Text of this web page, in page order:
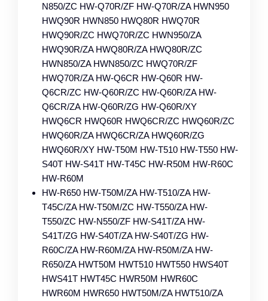
N850/ZC HW-Q70R/ZF HW-Q70R/ZA HWN950
HWQ90R HWN850 HWQ80R HWQ70R
HWQ90R/ZC HWQ70R/ZC HWN950/ZA
HWQ90R/ZA HWQ80R/ZA HWQ80R/ZC
HWN850/ZA HWN850/ZC HWQ70R/ZF
HWQ70R/ZA HW-Q6CR HW-Q60R HW-
Q6CR/ZC HW-Q60R/ZC HW-Q60R/ZA HW-
Q6CR/ZA HW-Q60R/ZG HW-Q60R/XY
HWQ6CR HWQ60R HWQ6CR/ZC HWQ60R/ZC
HWQ60R/ZA HWQ6CR/ZA HWQ60R/ZG
HWQ60R/XY HW-T50M HW-T510 HW-T550 HW-
S40T HW-S41T HW-T45C HW-R50M HW-R60C
HW-R60M
HW-R650 HW-T50M/ZA HW-T510/ZA HW-
T45C/ZA HW-T50M/ZC HW-T550/ZA HW-
T550/ZC HW-N550/ZF HW-S41T/ZA HW-
S41T/ZG HW-S40T/ZA HW-S40T/ZG HW-
R60C/ZA HW-R60M/ZA HW-R50M/ZA HW-
R650/ZA HWT50M HWT510 HWT550 HWS40T
HWS41T HWT45C HWR50M HWR60C
HWR60M HWR650 HWT50M/ZA HWT510/ZA